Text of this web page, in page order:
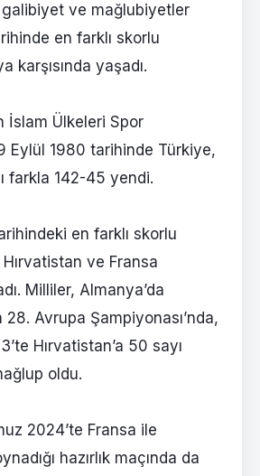
galibiyet ve mağlubiyetler
en farklı skorlu
karşısında yaşadı.
İslam Ülkeleri Spor
Eylül 1980 tarihinde Türkiye,
farkla 142-45 yendi.
en farklı skorlu
ve Fransa
Milliler, Almanya’da
Avrupa Şampiyonası’nda,
Hırvatistan’a 50 sayı
oldu.
2024’te Fransa ile
hazırlık maçında da